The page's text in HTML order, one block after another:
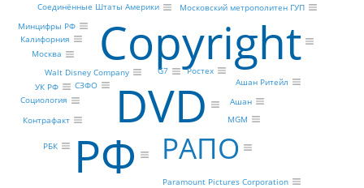
DVD
РФ
Copyright
РАПО
Ростех
Walt Disney Company
Paramount Pictures Corporation
MGM
Ашан
Ашан Ритейл
Московский метрополитен ГУП
Минцифры РФ
G7
Калифорния
Москва
Соединённые Штаты Америки
СЗФО
Социология
Контрафакт
УК РФ
РБК